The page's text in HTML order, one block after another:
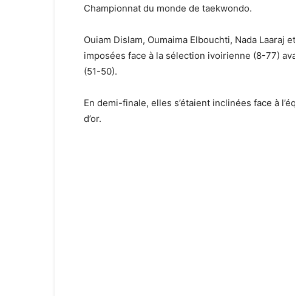
Championnat du monde de taekwondo.
Ouiam Dislam, Oumaima Elbouchti, Nada Laaraj
imposées face à la sélection ivoirienne (8-77)
(51-50).
En demi-finale, elles s’étaient inclinées face à
d’or.